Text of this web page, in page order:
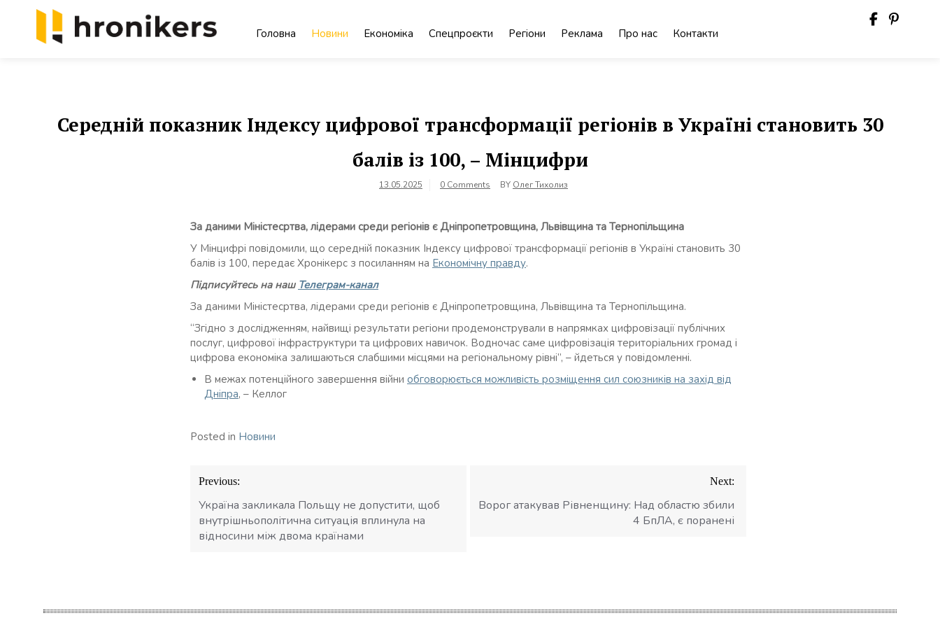
Головна Новини Економіка Спецпроєкти Регіони Реклама Про нас Контакти
Середній показник Індексу цифрової трансформації регіонів в Україні становить 30
балів із 100, – Мінцифри
13.05.2025 0 Comments BY Олег Тихолиз
За даними Міністесртва, лідерами среди регіонів є Дніпропетровщина, Львівщина та Тернопільщина
У Мінцифрі повідомили, що середній показник Індексу цифрової трансформації регіонів в Україні становить 30
балів із 100, передає Хронікерс з посиланням на Економічну правду.
Підписуйтесь на наш Телеграм-канал
За даними Міністесртва, лідерами среди регіонів є Дніпропетровщина, Львівщина та Тернопільщина.
“Згідно з дослідженням, найвищі результати регіони продемонстрували в напрямках цифровізації публічних
послуг, цифрової інфраструктури та цифрових навичок. Водночас саме цифровізація територіальних громад і
цифрова економіка залишаються слабшими місцями на регіональному рівні”, – йдеться у повідомленні.
В межах потенційного завершення війни обговорюється можливість розміщення сил союзників на захід від
Дніпра, – Келлог
Posted in Новини
Навігація
записів
Previous:
Україна закликала Польщу не допустити, щоб
внутрішньополітична ситуація вплинула на
відносини між двома країнами
Next:
Ворог атакував Рівненщину: Над областю збили
4 БпЛА, є поранені